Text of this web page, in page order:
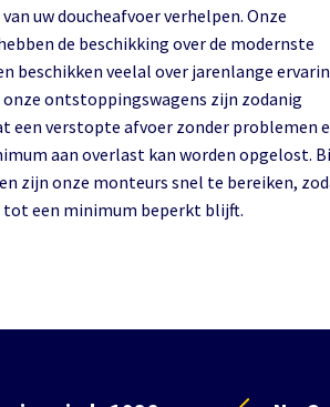
uw doucheafvoer verhelpen. Onze
de beschikking over de modernste
beschikken veelal over jarenlange
onze ontstoppingswagens zijn zodanig
een verstopte afvoer zonder problemen
aan overlast kan worden opgelost.
zijn onze monteurs snel te bereiken,
een minimum beperkt blijft.